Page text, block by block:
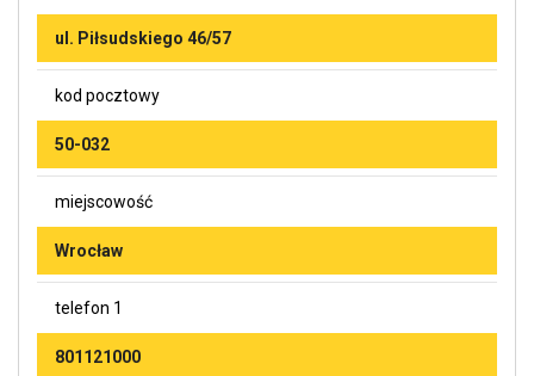
ul. Piłsudskiego 46/57
kod pocztowy
50-032
miejscowość
Wrocław
telefon 1
801121000